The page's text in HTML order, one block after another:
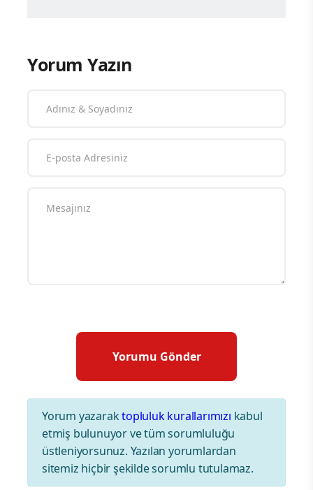
Yorum Yazın
Yorum yazaraktopluluk kurallarımızı kabul
etmiş bulunuyor ve tüm sorumluluğu
üstleniyorsunuz. Yazılan yorumlardan
sitemiz hiçbir şekilde sorumlu tutulamaz.